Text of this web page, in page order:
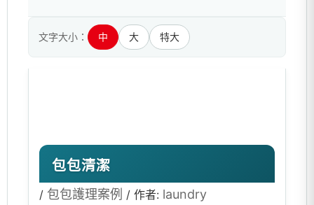
文字大小： 中 大 特大
包包清潔
/ 包包護理案例 / 作者: laundry